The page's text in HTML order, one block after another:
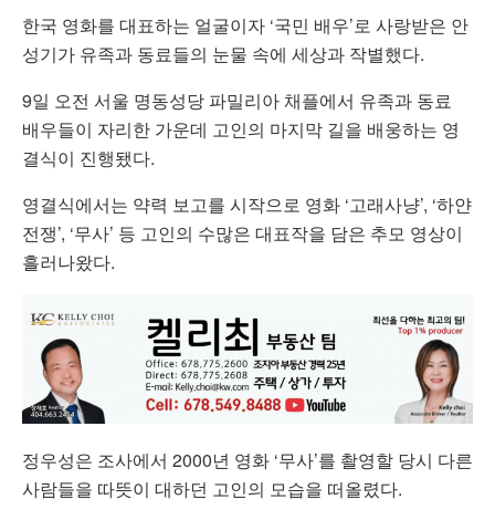
한국 영화를 대표하는 얼굴이자 ‘국민 배우’로 사랑받은 안
성기가 유족과 동료들의 눈물 속에 세상과 작별했다.
9일 오전 서울 명동성당 파밀리아 채플에서 유족과 동료
배우들이 자리한 가운데 고인의 마지막 길을 배웅하는 영
결식이 진행됐다.
영결식에서는 약력 보고를 시작으로 영화 ‘고래사냥’, ‘하얀
전쟁’, ‘무사’ 등 고인의 수많은 대표작을 담은 추모 영상이
흘러나왔다.
정우성은 조사에서 2000년 영화 ‘무사’를 촬영할 당시 다른
사람들을 따뜻이 대하던 고인의 모습을 떠올렸다.